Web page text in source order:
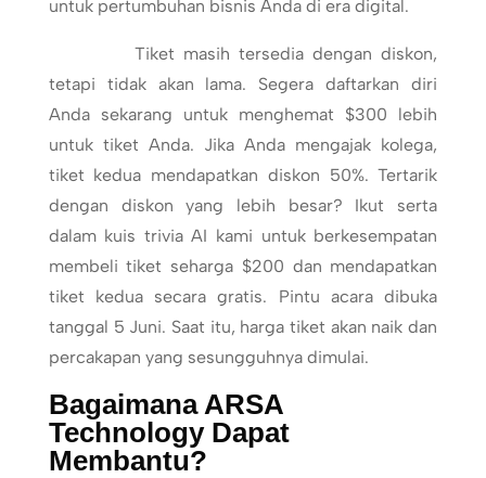
untuk pertumbuhan bisnis Anda di era digital.
Tiket masih tersedia dengan diskon,
tetapi tidak akan lama. Segera daftarkan diri
Anda sekarang untuk menghemat $300 lebih
untuk tiket Anda. Jika Anda mengajak kolega,
tiket kedua mendapatkan diskon 50%. Tertarik
dengan diskon yang lebih besar? Ikut serta
dalam kuis trivia AI kami untuk berkesempatan
membeli tiket seharga $200 dan mendapatkan
tiket kedua secara gratis. Pintu acara dibuka
tanggal 5 Juni. Saat itu, harga tiket akan naik dan
percakapan yang sesungguhnya dimulai.
Bagaimana ARSA
Technology Dapat
Membantu?